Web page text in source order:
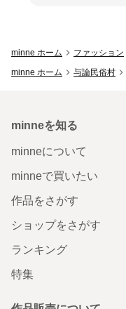
minne ホーム ファッション
minne ホーム
与論民俗村
minneを知る
minneについて
minneで買いたい
作品をさがす
ショップをさがす
ランキング
特集